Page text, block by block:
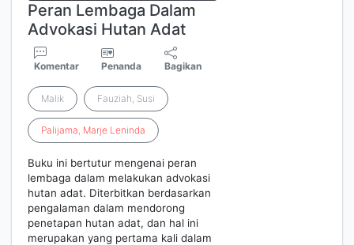
Peran Lembaga Dalam
Advokasi Hutan Adat
Komentar Penanda Bagikan
Malik Fauziah, Susi
Palijama, Marje Leninda
Buku ini bertutur mengenai peran
lembaga dalam melakukan advokasi
hutan adat. Diterbitkan berdasarkan
pengalaman dalam mendorong
penetapan hutan adat, dan hal ini
merupakan yang pertama kali dalam